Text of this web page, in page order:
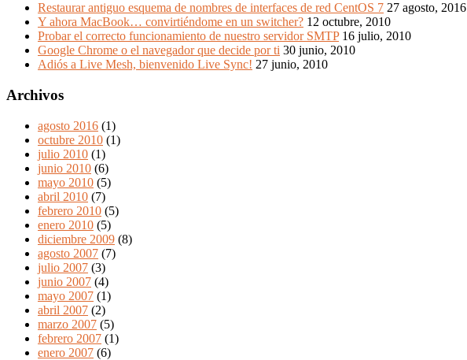
Restaurar antiguo esquema de nombres de interfaces de red CentOS 7 27 agosto, 2016
Y ahora MacBook… convirtiéndome en un switcher? 12 octubre, 2010
Probar el correcto funcionamiento de nuestro servidor SMTP 16 julio, 2010
Google Chrome o el navegador que decide por ti 30 junio, 2010
Adiós a Live Mesh, bienvenido Live Sync! 27 junio, 2010
Archivos
agosto 2016 (1)
octubre 2010 (1)
julio 2010 (1)
junio 2010 (6)
mayo 2010 (5)
abril 2010 (7)
febrero 2010 (5)
enero 2010 (5)
diciembre 2009 (8)
agosto 2007 (7)
julio 2007 (3)
junio 2007 (4)
mayo 2007 (1)
abril 2007 (2)
marzo 2007 (5)
febrero 2007 (1)
enero 2007 (6)